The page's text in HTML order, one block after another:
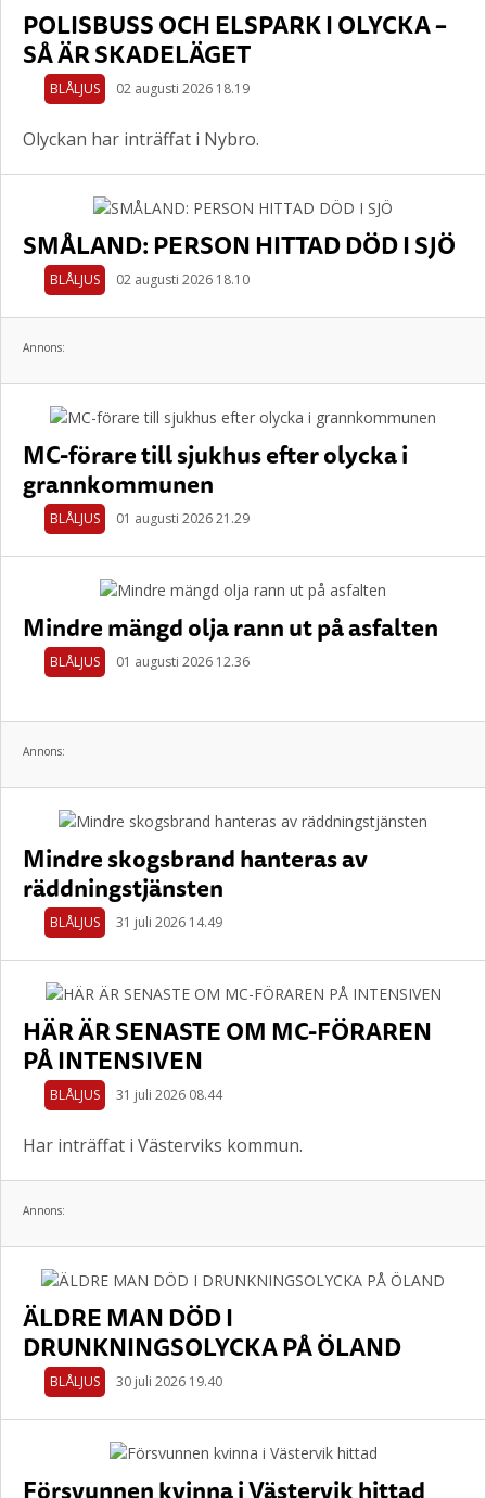
POLISBUSS OCH ELSPARK I OLYCKA –
SÅ ÄR SKADELÄGET
BLÅLJUS 02 augusti 2026 18.19
Olyckan har inträffat i Nybro.
SMÅLAND: PERSON HITTAD DÖD I SJÖ
BLÅLJUS 02 augusti 2026 18.10
Annons:
MC-förare till sjukhus efter olycka i
grannkommunen
BLÅLJUS 01 augusti 2026 21.29
Mindre mängd olja rann ut på asfalten
BLÅLJUS 01 augusti 2026 12.36
Annons:
Mindre skogsbrand hanteras av
räddningstjänsten
BLÅLJUS 31 juli 2026 14.49
HÄR ÄR SENASTE OM MC-FÖRAREN
PÅ INTENSIVEN
BLÅLJUS 31 juli 2026 08.44
Har inträffat i Västerviks kommun.
Annons:
ÄLDRE MAN DÖD I
DRUNKNINGSOLYCKA PÅ ÖLAND
BLÅLJUS 30 juli 2026 19.40
Försvunnen kvinna i Västervik hittad